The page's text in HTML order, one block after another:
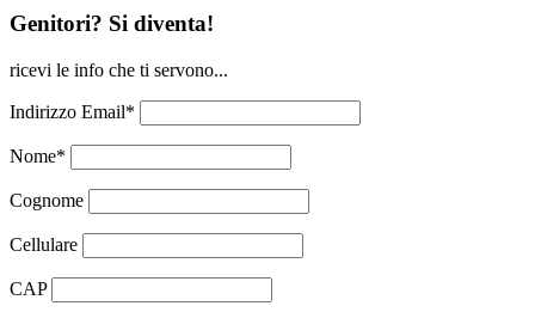
Genitori? Si diventa!
ricevi le info che ti servono...
Indirizzo Email*
Nome*
Cognome
Cellulare
CAP